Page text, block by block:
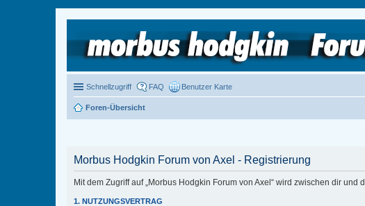
Schnellzugriff FAQ Benutzer Karte
Foren-Übersicht
Morbus Hodgkin Forum von Axel - Registrierung
Mit dem Zugriff auf „Morbus Hodgkin Forum von Axel“ wird zwischen dir
1. NUTZUNGSVERTRAG